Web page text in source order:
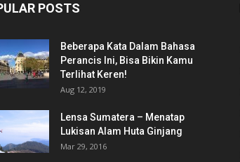
POSTS
Beberapa Kata Dalam Bahasa
Perancis Ini, Bisa Bikin Kamu
Terlihat Keren!
Aug 12, 2019
Lensa Sumatera – Menatap
Lukisan Alam Huta Ginjang
Mar 29, 2016